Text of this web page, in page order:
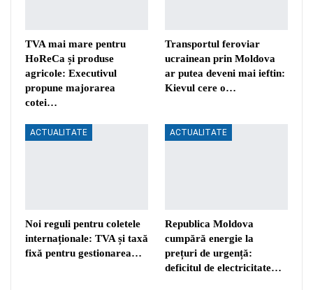
TVA mai mare pentru
HoReCa și produse
agricole: Executivul
propune majorarea
cotei…
Transportul feroviar
ucrainean prin Moldova
ar putea deveni mai ieftin:
Kievul cere o…
ACTUALITATE
Noi reguli pentru coletele
internaționale: TVA și taxă
fixă pentru gestionarea…
ACTUALITATE
Republica Moldova
cumpără energie la
prețuri de urgență:
deficitul de electricitate…